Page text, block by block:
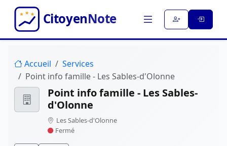
Accueil
Services
Point info famille - Les Sables-d'Olonne
Point info famille - Les Sables-
d'Olonne
Les Sables-d'Olonne
Fermé